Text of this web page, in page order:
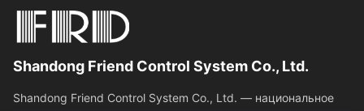
Shandong Friend Control System Co., Ltd.
Shandong Friend Control System Co., Ltd. — национальное